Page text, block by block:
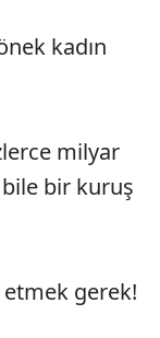
kadın
milyar
bir kuruş
gerek!